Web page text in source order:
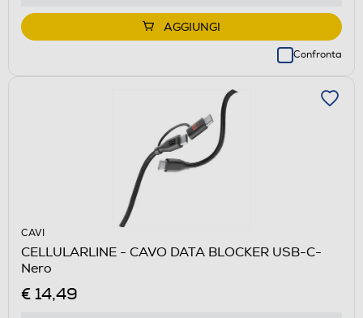
AGGIUNGI
Confronta
CAVI
CELLULARLINE - CAVO DATA BLOCKER USB-C-
Nero
€ 14,49